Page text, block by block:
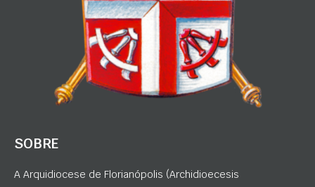
SOBRE
A Arquidiocese de Florianópolis (Archidioecesis